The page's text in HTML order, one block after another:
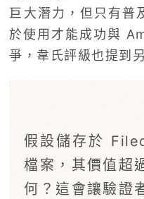
巨大潛力，但只有普
於使用才能成功與
爭，韋氏評級也提到
假設儲存於
檔案，其價值超
何？這會讓驗證